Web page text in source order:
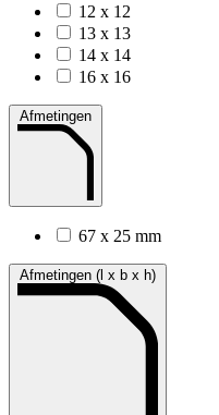
12 x 12
13 x 13
14 x 14
16 x 16
Afmetingen
67 x 25 mm
Afmetingen (l x b x h)